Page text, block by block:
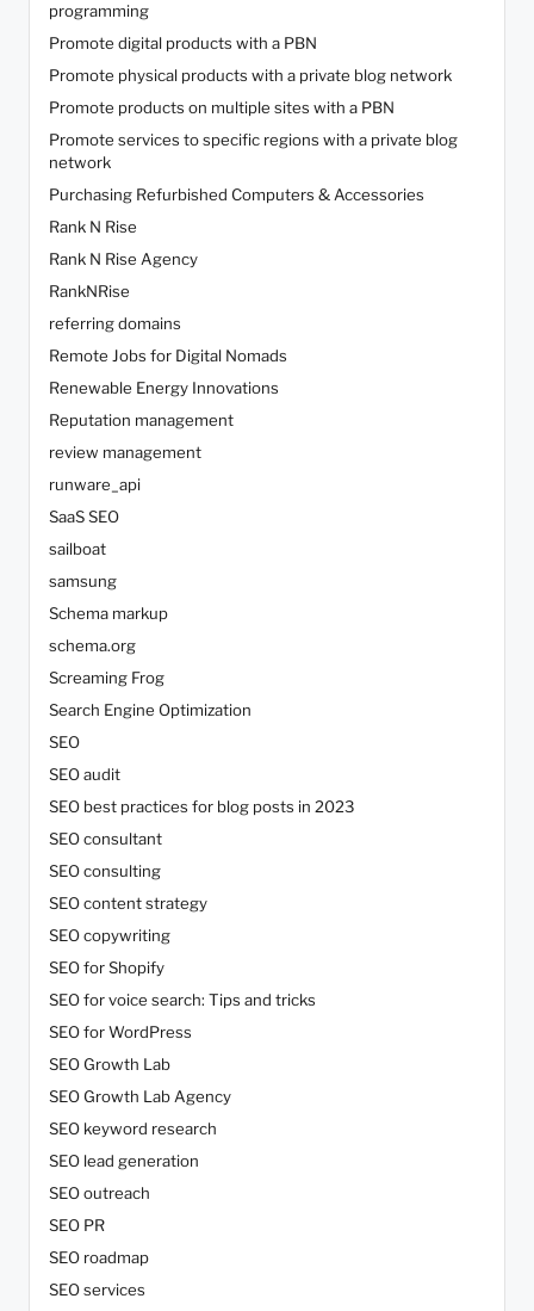
programming
Promote digital products with a PBN
Promote physical products with a private blog network
Promote products on multiple sites with a PBN
Promote services to specific regions with a private blog
network
Purchasing Refurbished Computers & Accessories
Rank N Rise
Rank N Rise Agency
RankNRise
referring domains
Remote Jobs for Digital Nomads
Renewable Energy Innovations
Reputation management
review management
runware_api
SaaS SEO
sailboat
samsung
Schema markup
schema.org
Screaming Frog
Search Engine Optimization
SEO
SEO audit
SEO best practices for blog posts in 2023
SEO consultant
SEO consulting
SEO content strategy
SEO copywriting
SEO for Shopify
SEO for voice search: Tips and tricks
SEO for WordPress
SEO Growth Lab
SEO Growth Lab Agency
SEO keyword research
SEO lead generation
SEO outreach
SEO PR
SEO roadmap
SEO services